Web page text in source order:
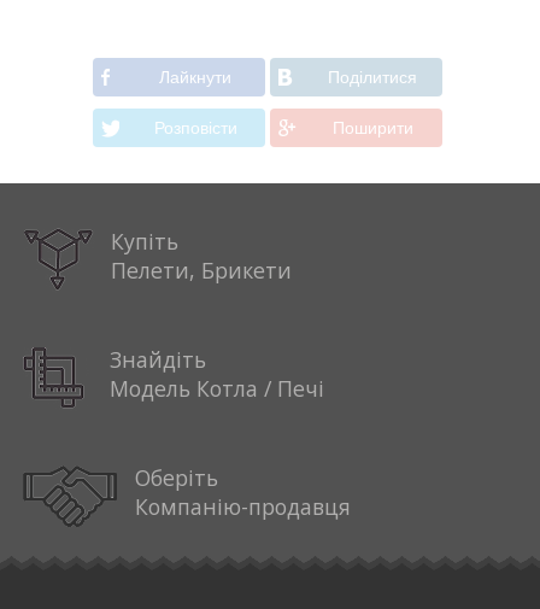
Лайкнути Подiлитися
Розповiсти Поширити
Купіть
Пелети, Брикети
Знайдіть
Модель Котла / Печі
Оберіть
Компанію-продавця